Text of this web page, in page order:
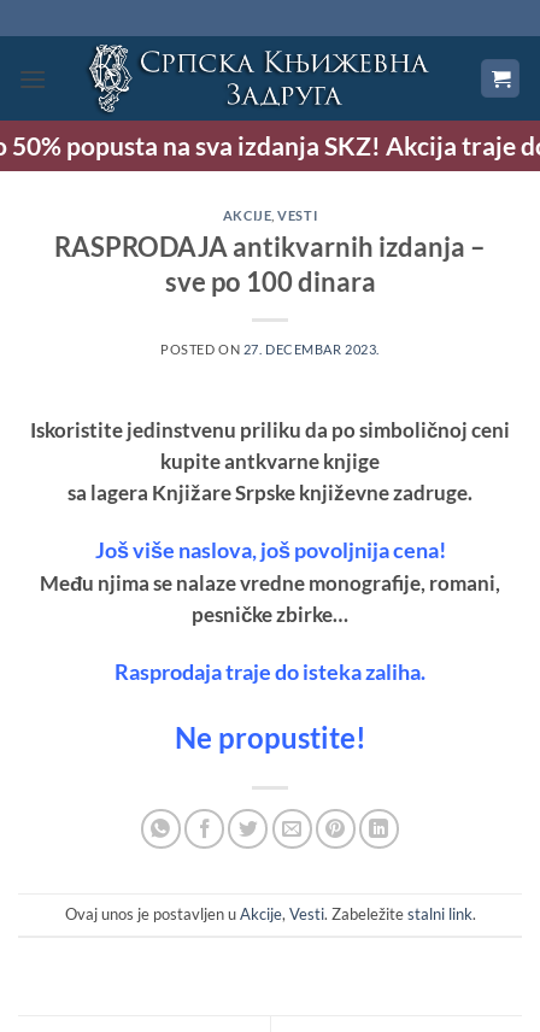
na
sadržaj
popusta na sva izdanja SKZ! Akcija traje do
AKCIJE ,VESTI
RASPRODAJA antikvarnih izdanja –
sve po 100 dinara
POSTED ON 27. DECEMBAR 2023.
Iskoristite jedinstvenu priliku da po simboličnoj ceni
kupite antkvarne knjige
sa lagera Knjižare Srpske književne zadruge.
Još više naslova, još povoljnija cena!
Među njima se nalaze vredne monografije, romani,
pesničke zbirke…
Rasprodaja traje do isteka zaliha.
Ne propustite!
Ovaj unos je postavljen uAkcije,Vesti. Zabeležitestalni link.